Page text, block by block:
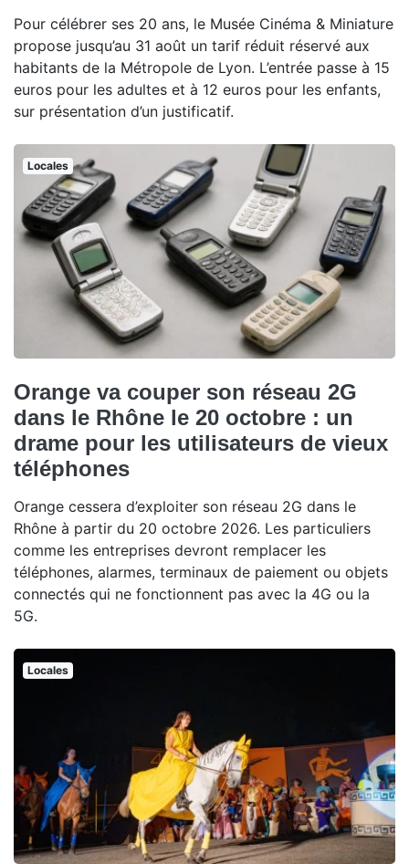
Pour célébrer ses 20 ans, le Musée Cinéma & Miniature
propose jusqu’au 31 août un tarif réduit réservé aux
habitants de la Métropole de Lyon. L’entrée passe à 15
euros pour les adultes et à 12 euros pour les enfants,
sur présentation d’un justificatif.
Locales
Orange va couper son réseau 2G
dans le Rhône le 20 octobre : un
drame pour les utilisateurs de vieux
téléphones
Orange cessera d’exploiter son réseau 2G dans le
Rhône à partir du 20 octobre 2026. Les particuliers
comme les entreprises devront remplacer les
téléphones, alarmes, terminaux de paiement ou objets
connectés qui ne fonctionnent pas avec la 4G ou la
5G.
Locales